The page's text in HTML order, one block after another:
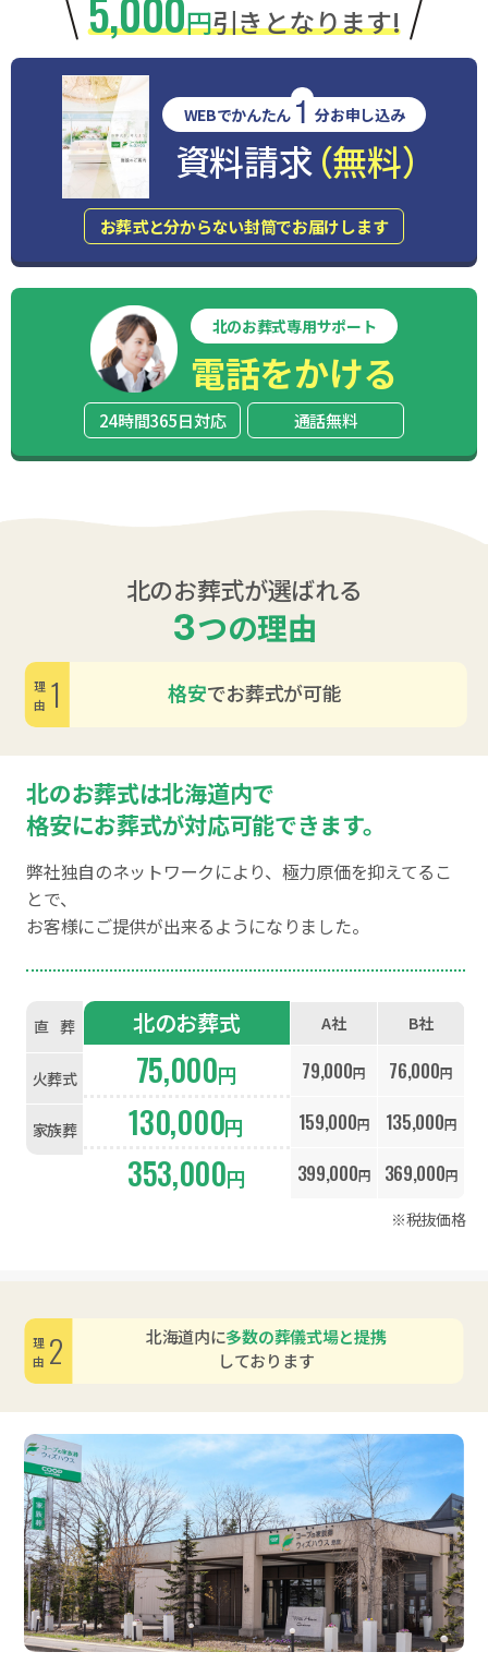
5,000円引きとなります!
WEBでかんたん 1 分お申し込み
資料請求（無料）
お葬式と分からない封筒でお届けします
北のお葬式専用サポート
電話をかける
24時間365日対応 通話無料
北のお葬式が選ばれる
3つの理由
格安でお葬式が可能
理由1
北のお葬式は北海道内で
格安にお葬式が対応可能できます。
弊社独自のネットワークにより、極力原価を抑えてるこ
とで、
お客様にご提供が出来るようになりました。
直葬
火葬式
家族葬
北のお葬式
75,000円
130,000円
353,000円
A社 B社
79,000円 76,000円
159,000円 135,000円
399,000円 369,000円
※税抜価格
北海道内に多数の葬儀式場と提携
しております
理由2